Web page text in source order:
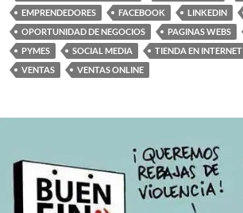
EMPRENDEDORES
FACEBOOK LINKEDIN
OPORTUNIDAD DE NEGOCIOS
PAGINAS WEBS
PYMES
SOCIAL MEDIA TIENDA EN INTERNET
VENTAS
VENTAS ONLINE